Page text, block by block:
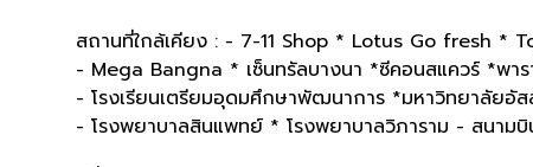
สถานที่ใกล้เคียง : - 7-11 Shop * Lotus Go fresh *
- Mega Bangna * เซ็นทรัลบางนา *ซีคอนสแควร์ *พา
- โรงเรียนเตรียมอุดมศึกษาพัฒนาการ *มหาวิทยาลัยอั
- โรงพยาบาลสินแพทย์ * โรงพยาบาลวิภาราม - สนา